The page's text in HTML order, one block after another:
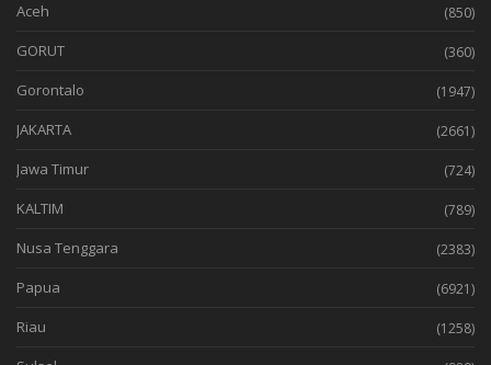
Aceh (850)
GORUT (360)
Gorontalo (1947)
JAKARTA (2661)
Jawa Timur (724)
KALTIM (789)
Nusa Tenggara (2383)
Papua (6921)
Riau (1258)